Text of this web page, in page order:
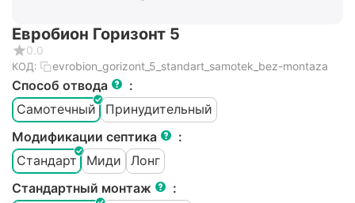
Евробион Горизонт 5
0.0
КОД: evrobion_gorizont_5_standart_samotek_bez-montaza
Способ отвода
:
Самотечный
Принудительный
Модификации септика
:
Стандарт
Миди
Лонг
Стандартный монтаж
: